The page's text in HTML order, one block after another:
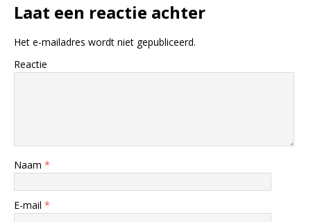
Laat een reactie achter
Het e-mailadres wordt niet gepubliceerd.
Reactie
Naam *
E-mail *